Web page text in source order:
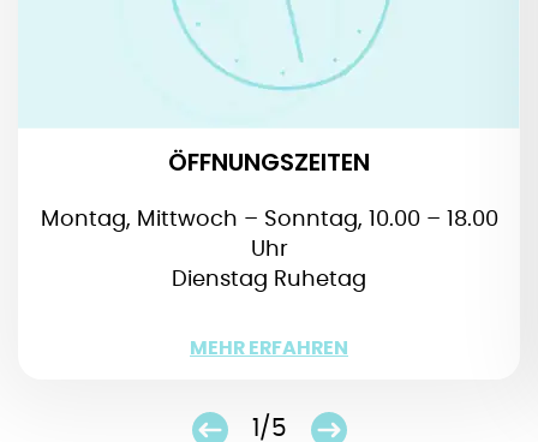
ÖFFNUNGSZEITEN
Montag, Mittwoch – Sonntag, 10.00 – 18.00
Uhr
Dienstag Ruhetag
MEHR ERFAHREN
Instandhaltungsarbeiten:
6. Juni + 25. Juli 2023: Eroica Saal
20. + 27. Juni 2023: Nuda Veritas & Richard
Teschners Figurenspiel
31. Oktober + 7. November 2023:
WENIGER
1/5